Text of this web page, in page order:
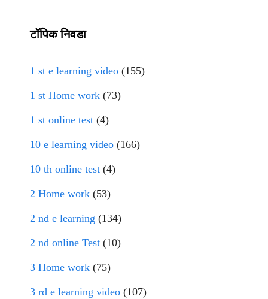
टॉपिक निवडा
1 st e learning video (155)
1 st Home work (73)
1 st online test (4)
10 e learning video (166)
10 th online test (4)
2 Home work (53)
2 nd e learning (134)
2 nd online Test (10)
3 Home work (75)
3 rd e learning video (107)